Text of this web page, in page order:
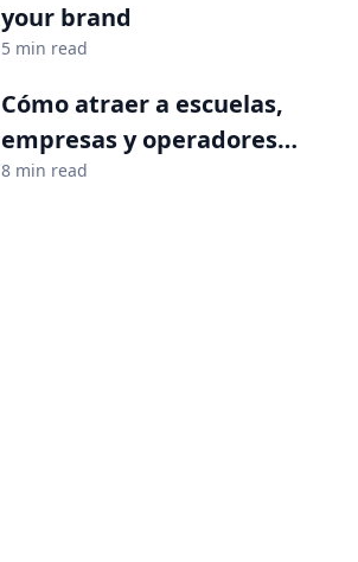
your brand
5 min read
Cómo atraer a escuelas,
empresas y operadores
turísticos
8 min read